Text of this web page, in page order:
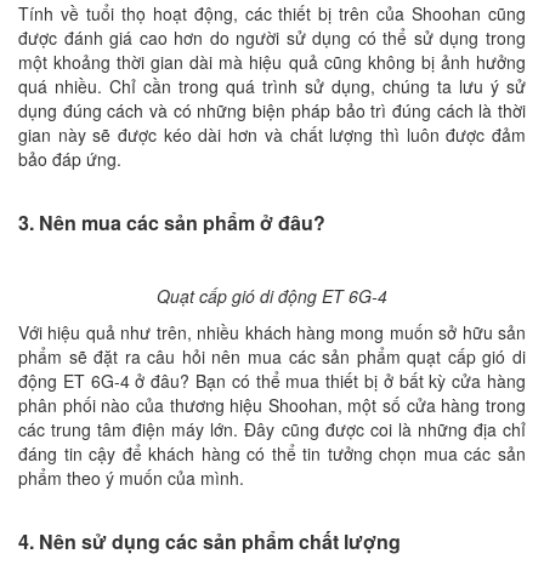
Tính về tuổi thọ hoạt động, các thiết bị trên của Shoohan cũng
được đánh giá cao hơn do người sử dụng có thể sử dụng trong
một khoảng thời gian dài mà hiệu quả cũng không bị ảnh hưởng
quá nhiều. Chỉ cần trong quá trình sử dụng, chúng ta lưu ý sử
dụng đúng cách và có những biện pháp bảo trì đúng cách là thời
gian này sẽ được kéo dài hơn và chất lượng thì luôn được đảm
bảo đáp ứng.
3. Nên mua các sản phẩm ở đâu?
Quạt cấp gió di động ET 6G-4
Với hiệu quả như trên, nhiều khách hàng mong muốn sở hữu sản
phẩm sẽ đặt ra câu hỏi nên mua các sản phẩm quạt cấp gió di
động ET 6G-4 ở đâu? Bạn có thể mua thiết bị ở bất kỳ cửa hàng
phân phối nào của thương hiệu Shoohan, một số cửa hàng trong
các trung tâm điện máy lớn. Đây cũng được coi là những địa chỉ
đáng tin cậy để khách hàng có thể tin tưởng chọn mua các sản
phẩm theo ý muốn của mình.
4. Nên sử dụng các sản phẩm chất lượng